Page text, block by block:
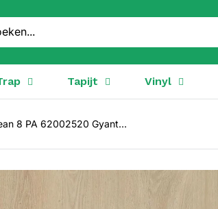
Tapijt Vinyl
8 PA 62002520 Gyant...